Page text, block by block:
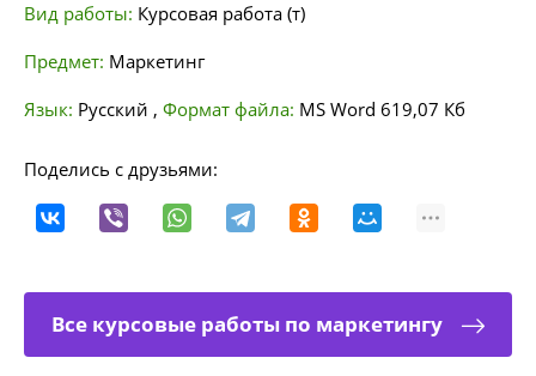
Вид работы: Курсовая работа (т)
Предмет: Маркетинг
Язык: Русский , Формат файла: MS Word 619,07 Кб
Поделись с друзьями:
Все курсовые работы по маркетингу